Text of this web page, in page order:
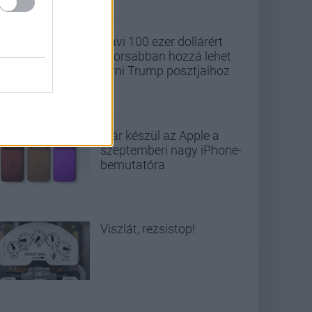
Havi 100 ezer dollárért
gyorsabban hozzá lehet
férni Trump posztjaihoz
Már készül az Apple a
szeptemberi nagy iPhone-
bemutatóra
Viszlát, rezsistop!